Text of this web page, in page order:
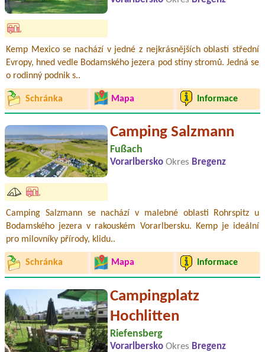
Kemp Mexico se nachází v jedné z nejkrásnějších oblastí střední
Evropy, hned vedle Bodamského jezera pod stíny stromů. Jedná se
o rodinný podnik s..
Schránka Mapa Informace
Camping Salzmann
Fußach
Vorarlbersko Okres Bregenz
Camping Salzmann se nachází v malebné oblasti Rohrspitz u
Bodamského jezera v rakouském Vorarlbersku. Kemp je ideální
pro milovníky přírody, klidu..
Schránka Mapa Informace
Campingplatz
Hochlitten
Riefensberg
Vorarlbersko Okres Bregenz